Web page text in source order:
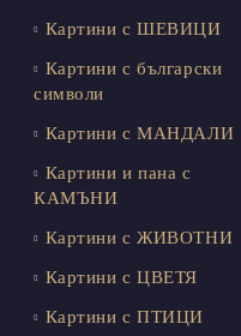
Картини с ШЕВИЦИ
Картини с български
символи
Картини с МАНДАЛИ
Картини и пана с
КАМЪНИ
Картини с ЖИВОТНИ
Картини с ЦВЕТЯ
Картини с ПТИЦИ